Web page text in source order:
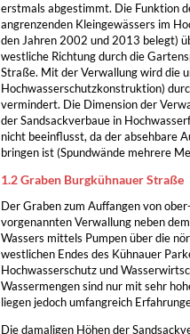
erstmals abgestimmt. Die Funktion
angrenzenden Kleingewässers im
den Jahren 2002 und 2013 belegt)
westliche Richtung durch die
Straße. Mit der Verwallung wird die
Hochwasserschutzkonstruktion)
vermindert. Die Dimension der
der Sandsackverbaue in
nicht beeinflusst, da der absehbare
bringen ist (Spundwände mehrere
1.2 Graben Burgkühnauer Straße
Der Graben zum Auffangen von
vorgenannten Verwallung neben
Wassers mittels Pumpen über die
westlichen Endes des Kühnauer
Hochwasserschutz und
Wassermengen sind nur mit sehr
liegen jedoch umfangreich
Die damaligen Höhen der